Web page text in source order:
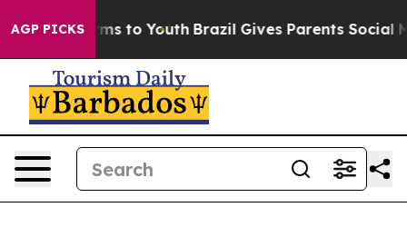
AGP PICKS
Harms to Youth Brazil Gives Parents Social